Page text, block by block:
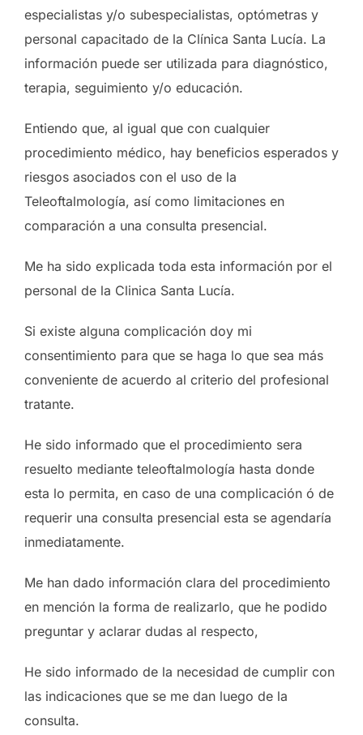
especialistas y/o subespecialistas, optómetras y
personal capacitado de la Clínica Santa Lucía. La
información puede ser utilizada para diagnóstico,
terapia, seguimiento y/o educación.
Entiendo que, al igual que con cualquier
procedimiento médico, hay beneficios esperados y
riesgos asociados con el uso de la
Teleoftalmología, así como limitaciones en
comparación a una consulta presencial.
Me ha sido explicada toda esta información por el
personal de la Clinica Santa Lucía.
Si existe alguna complicación doy mi
consentimiento para que se haga lo que sea más
conveniente de acuerdo al criterio del profesional
tratante.
He sido informado que el procedimiento sera
resuelto mediante teleoftalmología hasta donde
esta lo permita, en caso de una complicación ó de
requerir una consulta presencial esta se agendaría
inmediatamente.
Me han dado información clara del procedimiento
en mención la forma de realizarlo, que he podido
preguntar y aclarar dudas al respecto,
He sido informado de la necesidad de cumplir con
las indicaciones que se me dan luego de la
consulta.